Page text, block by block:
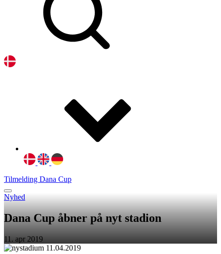
Tilmelding Dana Cup
Nyhed
Dana Cup åbner på nyt stadion
11. apr 2019